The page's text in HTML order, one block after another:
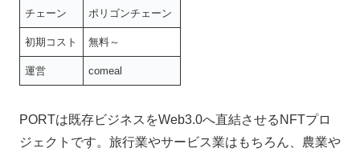
チェーン ポリゴンチェーン
初期コスト 無料～
運営 comeal
PORTは既存ビジネスをWeb3.0へ直結させるNFTプロ
ジェクトです。旅行業やサービス業はもちろん、農業や